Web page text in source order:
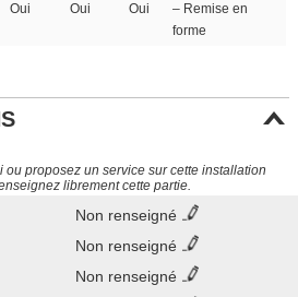
Oui Oui Oui
– Remise en
forme
ou proposez un service sur cette installation
librement cette partie.
Non renseigné
Non renseigné
Non renseigné